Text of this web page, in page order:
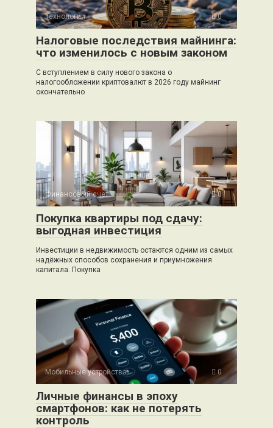
Технологии 0
Налоговые последствия майнинга:
что изменилось с новым законом
С вступлением в силу нового закона о
налогообложении криптовалют в 2026 году майнинг
окончательно
Финансовый счет 0
Покупка квартиры под сдачу:
выгодная инвестиция
Инвестиции в недвижимость остаются одним из самых
надёжных способов сохранения и приумножения
капитала. Покупка
Мобильные устройства 0
Личные финансы в эпоху
смартфонов: как не потерять
контроль